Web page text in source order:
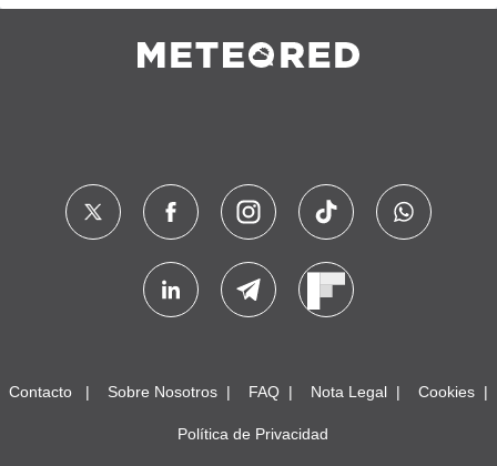
Contacto Sobre Nosotros FAQ Nota Legal Cookies
Política de Privacidad